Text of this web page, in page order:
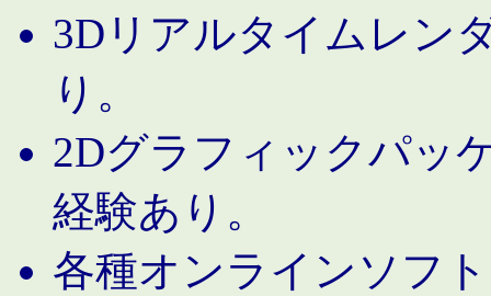
3Dリアルタイムレン
り。
2Dグラフィックパッ
経験あり。
各種オンラインソフ